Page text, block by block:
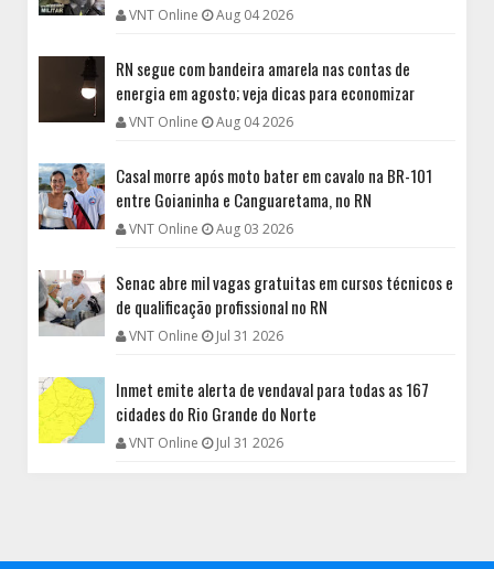
VNT Online Aug 04 2026
RN segue com bandeira amarela nas contas de
energia em agosto; veja dicas para economizar
VNT Online Aug 04 2026
Casal morre após moto bater em cavalo na BR-101
entre Goianinha e Canguaretama, no RN
VNT Online Aug 03 2026
Senac abre mil vagas gratuitas em cursos técnicos e
de qualificação profissional no RN
VNT Online Jul 31 2026
Inmet emite alerta de vendaval para todas as 167
cidades do Rio Grande do Norte
VNT Online Jul 31 2026